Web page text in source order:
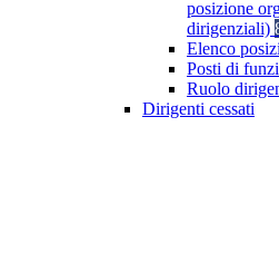
posizione
dirigenziali)
Elenco
Posti di
Ruolo
Dirigenti cessati